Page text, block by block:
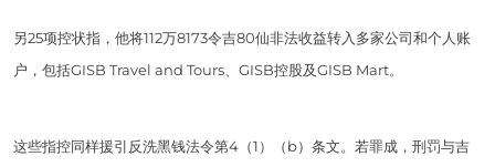
另25项控状指，他将112万8173令吉80仙非法收益转入多家公司和个人账
户，包括GISB Travel and Tours、GISB控股及GISB Mart。
这些指控同样援引反洗黑钱法令第4（1）（b）条文。若罪成，刑罚与吉